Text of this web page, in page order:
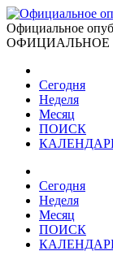
Официальное
ОФИЦИАЛЬНОЕ
Сегодня
Неделя
Месяц
ПОИСК
Сегодня
Неделя
Месяц
ПОИСК